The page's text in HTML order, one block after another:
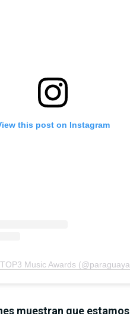
this post on Instagram
muestran que estamos